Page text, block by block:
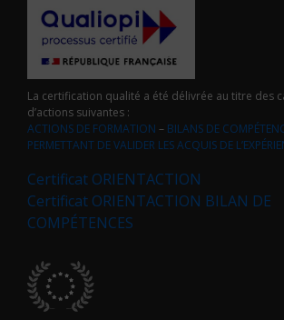
La certification qualité a été délivrée au titre des
d’actions suivantes :
ACTIONS DE FORMATION – BILANS DE
PERMETTANT DE VALIDER LES ACQUIS DE
Certificat ORIENTACTION
Certificat ORIENTACTION BILAN DE
COMPÉTENCES